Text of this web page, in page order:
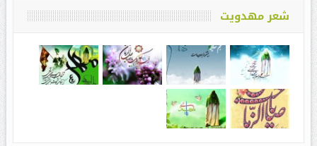
شعر مهدویت